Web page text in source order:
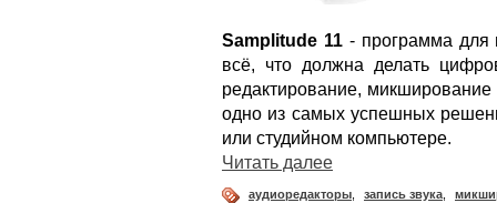
Samplitude 11- программа для
всё, что должна делать
редактирование,
одно из самых успешных
или студийном компьютере.
Читать далее
аудиоредакторы, запись звука,